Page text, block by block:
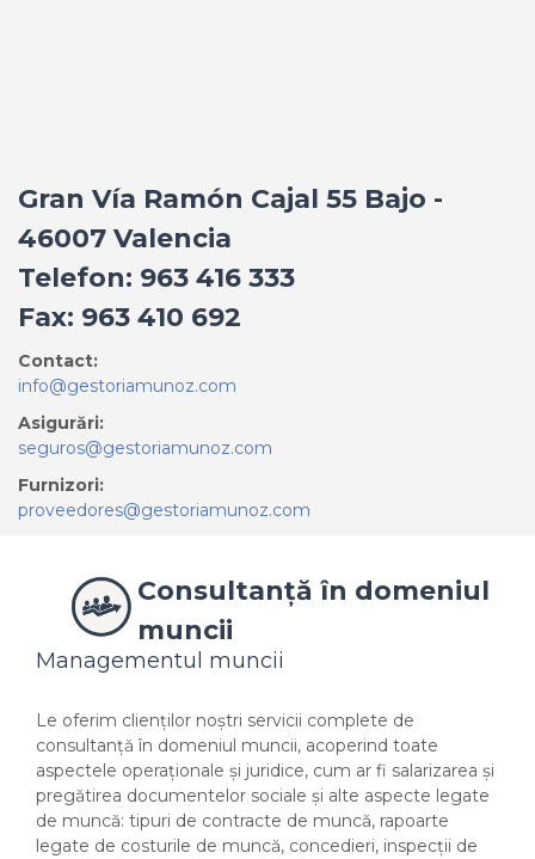
Gran Vía Ramón Cajal 55 Bajo -
46007 Valencia
Telefon: 963 416 333
Fax: 963 410 692
Contact:
info@gestoriamunoz.com
Asigurări:
seguros@gestoriamunoz.com
Furnizori:
proveedores@gestoriamunoz.com
Consultanță în domeniul
muncii
Managementul muncii
Le oferim clienților noștri servicii complete de
consultanță în domeniul muncii, acoperind toate
aspectele operaționale și juridice, cum ar fi salarizarea și
pregătirea documentelor sociale și alte aspecte legate
de muncă: tipuri de contracte de muncă, rapoarte
legate de costurile de muncă, concedieri, inspecții de